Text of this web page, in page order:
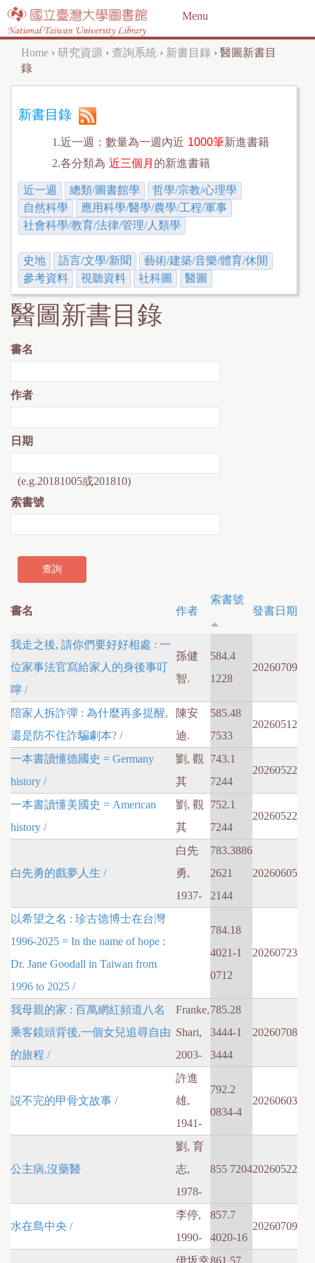
Jump to navigation
Menu
Y
o
u
e
h
e
r
e
Home › 研究資源 › 查詢系統 › 新書目錄 › 醫圖新書目
錄
新書目錄
1.近一週：數量為一週內近 1000筆新進書籍
2.各分類為 近三個月 的新進書籍
近一週 總類/圖書館學
哲學/宗教/心理學
自然科學
應用科學/醫學/農學/工程/軍事
社會科學/教育/法律/管理/人類學
史地 語言/文學/新聞
藝術/建築/音樂/體育/休閒
參考資料
視聽資料 社科圖 醫圖
醫圖新書目錄
書名
作者
日期
(e.g.20181005或201810)
索書號
書名 作者
索書號
發書日期
我走之後, 請你們要好好相處 : 一
位家事法官寫給家人的身後事叮
嚀 /
孫健
智.
584.4
1228
20260709
陪家人拆詐彈 : 為什麼再多提醒,
還是防不住詐騙劇本? /
陳安
迪.
585.48
7533
20260512
一本書讀懂德國史 = Germany
history /
劉, 觀
其
743.1
7244
20260522
一本書讀懂美國史 = American
history /
劉, 觀
其
752.1
7244
20260522
白先勇的戲夢人生 /
白先
勇,
1937-
783.3886
2621
2144
20260605
以希望之名 : 珍古德博士在台灣
1996-2025 = In the name of hope :
Dr. Jane Goodall in Taiwan from
1996 to 2025 /
784.18
4021-1
0712
20260723
我母親的家 : 百萬網紅頻道八名
乘客鏡頭背後,一個女兒追尋自由
的旅程 /
Franke,
Shari,
2003-
785.28
3444-1
3444
20260708
説不完的甲骨文故事 /
許進
雄,
1941-
792.2
0834-4
20260603
公主病,沒藥醫
劉, 育
志,
1978-
855 720420260522
水在島中央 /
李停,
1990-
857.7
4020-16
20260709